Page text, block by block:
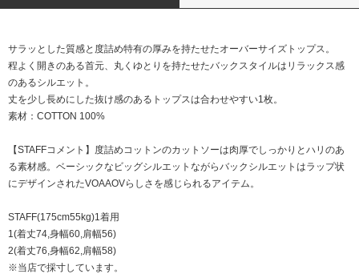
サラッとした質感と度詰め特有の厚みを持たせたオーバーサイズトップス。
程よく開きのある首元、丸くゆとりを持たせたバックスタイルはリラックス感
のあるシルエット。
丈を少し長めにした抜け感のあるトップスは合わせやすい1枚。
素材：COTTON 100%
【STAFFコメント】度詰めコットンのカットソーは肉厚でしっかりとハリのあ
る素材感。ベーシックなビッグシルエットながらバックシルエットはラップ状
にデザインされたVOAAOVらしさを感じられるアイテム。
STAFF(175cm55kg)1着用
1(着丈74,身幅60,肩幅56)
2(着丈76,身幅62,肩幅58)
※当店で採寸しています。